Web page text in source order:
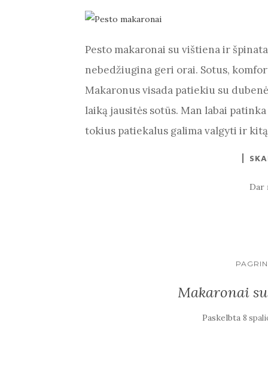
Pesto makaronai su vištiena ir
nebedžiugina geri orai. Sotus,
Makaronus visada patiekiu su
laiką jausitės sotūs. Man labai
tokius patiekalus galima valgyti ir
Dar
Makaronai
Paskelbta8